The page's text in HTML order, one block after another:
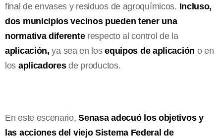
final de envases y residuos de agroquímicos. Incluso,
dos municipios vecinos pueden tener una
normativa diferenterespecto al control de la
aplicación, ya sea en losequipos de aplicación o en
los aplicadoresde productos.
En este escenario,Senasa adecuó los objetivos y
las acciones del viejo Sistema Federal de